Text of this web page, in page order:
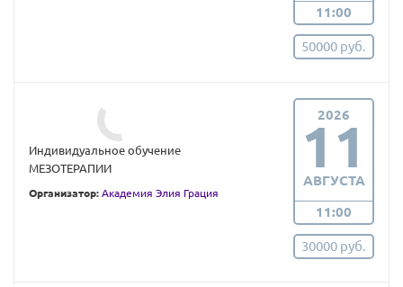
11:00
50000 руб.
Индивидуальное обучение
МЕЗОТЕРАПИИ
Организатор: Академия Элия Грация
2026
11
АВГУСТА
11:00
30000 руб.